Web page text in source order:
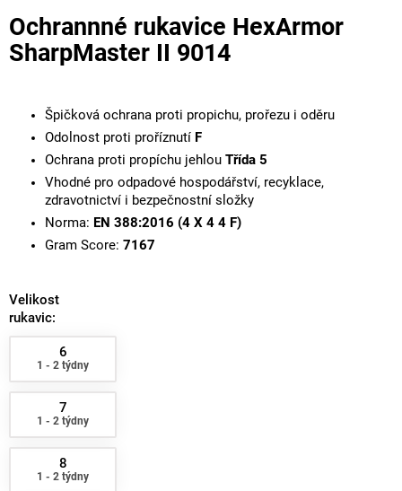
Ochrannné rukavice HexArmor
SharpMaster II 9014
Špičková ochrana proti propichu, prořezu i oděru
Odolnost proti proříznutí F
Ochrana proti propíchu jehlou Třída 5
Vhodné pro odpadové hospodářství, recyklace,
zdravotnictví i bezpečnostní složky
Norma: EN 388:2016 (4 X 4 4 F)
Gram Score: 7167
Velikost
rukavic:
6
1 - 2 týdny
7
1 - 2 týdny
8
1 - 2 týdny